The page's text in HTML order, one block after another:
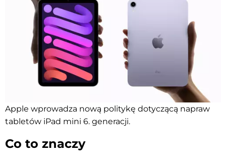
Apple wprowadza nową politykę dotyczącą napraw
tabletów iPad mini 6. generacji.
Co to znaczy